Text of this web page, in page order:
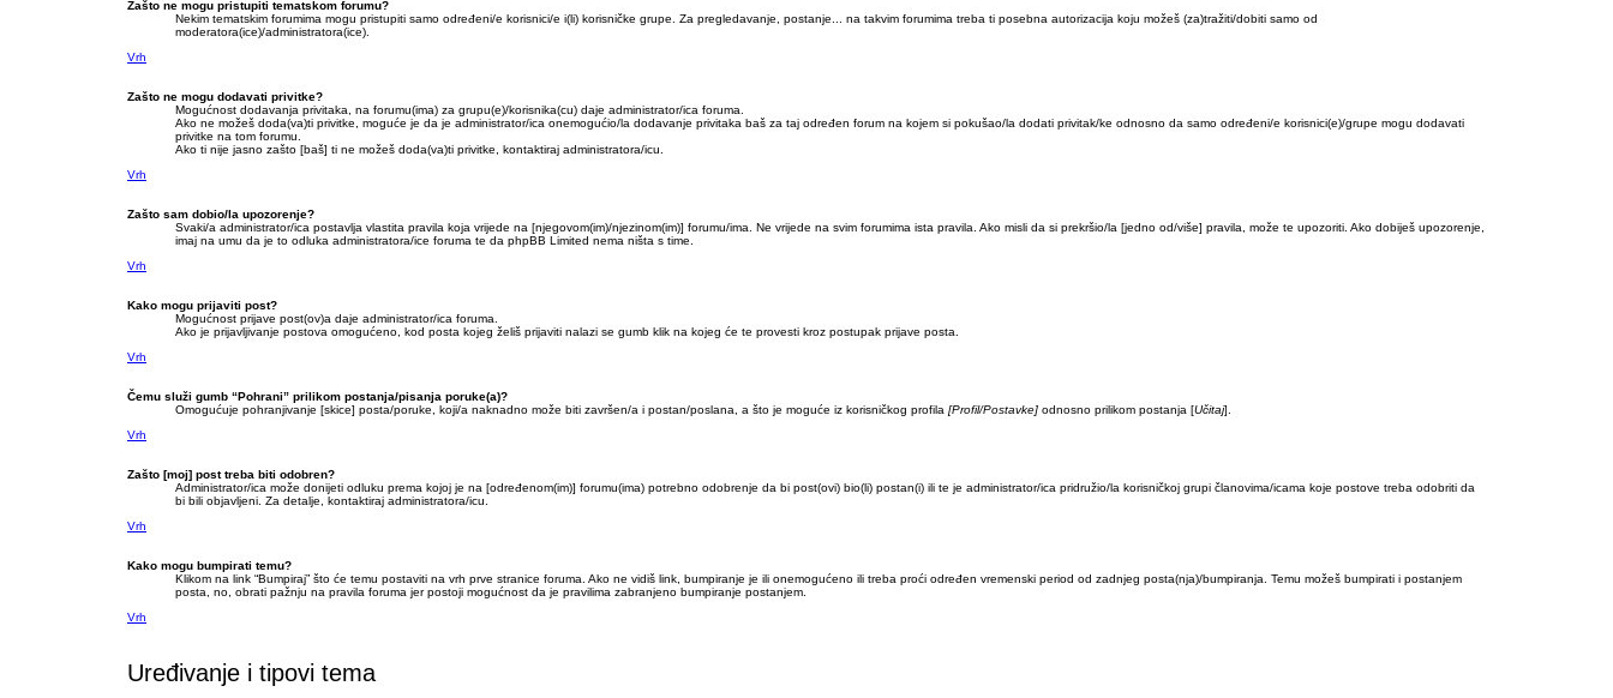
Zašto ne mogu pristupiti tematskom forumu?
Nekim tematskim forumima mogu pristupiti samo određeni/e korisnici/e i(li) korisničke grupe. Za pregledavanje, postanje... na takvim forumima treba ti posebna autorizacija koju možeš (za)tražiti/dobiti samo od
moderatora(ice)/administratora(ice).
Vrh
Zašto ne mogu dodavati privitke?
Mogućnost dodavanja privitaka, na forumu(ima) za grupu(e)/korisnika(cu) daje administrator/ica foruma.
Ako ne možeš doda(va)ti privitke, moguće je da je administrator/ica onemogućio/la dodavanje privitaka baš za taj određen forum na kojem si pokušao/la dodati privitak/ke odnosno da samo određeni/e korisnici(e)/grupe mogu dodavati
privitke na tom forumu.
Ako ti nije jasno zašto [baš] ti ne možeš doda(va)ti privitke, kontaktiraj administratora/icu.
Vrh
Zašto sam dobio/la upozorenje?
Svaki/a administrator/ica postavlja vlastita pravila koja vrijede na [njegovom(im)/njezinom(im)] forumu/ima. Ne vrijede na svim forumima ista pravila. Ako misli da si prekršio/la [jedno od/više] pravila, može te upozoriti. Ako dobiješ upozorenje,
imaj na umu da je to odluka administratora/ice foruma te da phpBB Limited nema ništa s time.
Vrh
Kako mogu prijaviti post?
Mogućnost prijave post(ov)a daje administrator/ica foruma.
Ako je prijavljivanje postova omogućeno, kod posta kojeg želiš prijaviti nalazi se gumb klik na kojeg će te provesti kroz postupak prijave posta.
Vrh
Čemu služi gumb “Pohrani” prilikom postanja/pisanja poruke(a)?
Omogućuje pohranjivanje [skice] posta/poruke, koji/a naknadno može biti završen/a i postan/poslana, a što je moguće iz korisničkog profila [Profil/Postavke] odnosno prilikom postanja [Učitaj].
Vrh
Zašto [moj] post treba biti odobren?
Administrator/ica može donijeti odluku prema kojoj je na [određenom(im)] forumu(ima) potrebno odobrenje da bi post(ovi) bio(li) postan(i) ili te je administrator/ica pridružio/la korisničkoj grupi članovima/icama koje postove treba odobriti da
bi bili objavljeni. Za detalje, kontaktiraj administratora/icu.
Vrh
Kako mogu bumpirati temu?
Klikom na link “Bumpiraj” što će temu postaviti na vrh prve stranice foruma. Ako ne vidiš link, bumpiranje je ili onemogućeno ili treba proći određen vremenski period od zadnjeg posta(nja)/bumpiranja. Temu možeš bumpirati i postanjem
posta, no, obrati pažnju na pravila foruma jer postoji mogućnost da je pravilima zabranjeno bumpiranje postanjem.
Vrh
Uređivanje i tipovi tema